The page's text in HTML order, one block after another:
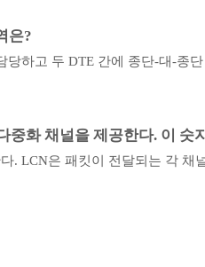
은?
당하고 두 DTE 간에 종단-대-종
중화 채널을 제공한다. 이 숫
. LCN은 패킷이 전달되는 각 채